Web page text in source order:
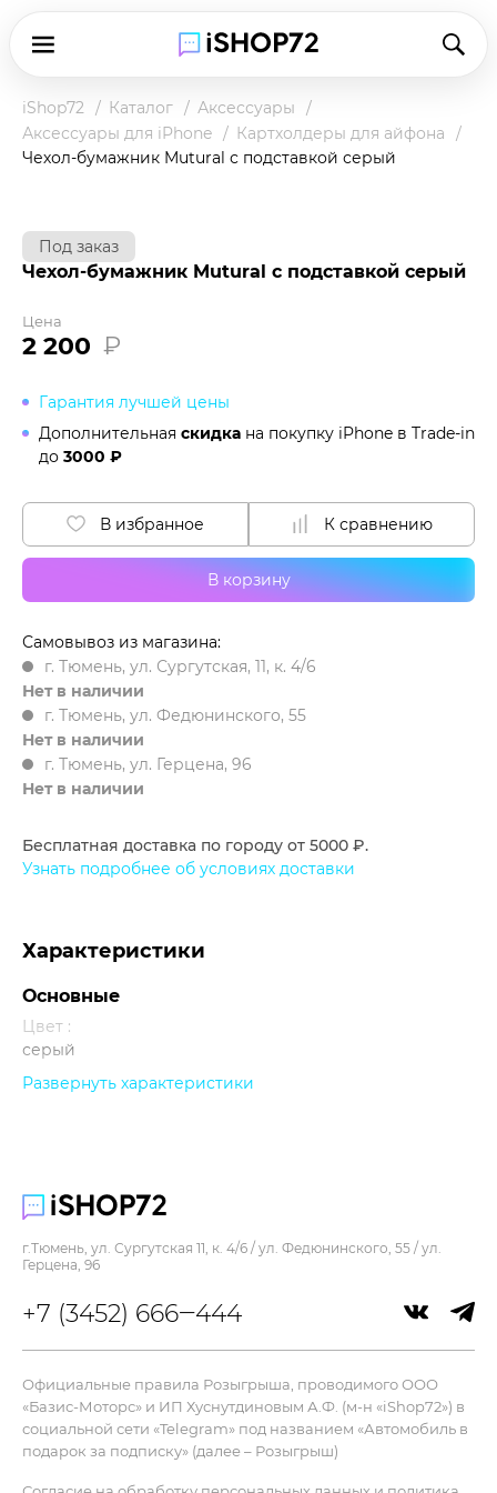
iShop72 Каталог
Аксессуары
Аксессуары для iPhone
Картхолдеры для айфона
Чехол-бумажник Mutural с подставкой серый
Под заказ
Чехол-бумажник Mutural с подставкой серый
Цена
2 200 ₽
Гарантия лучшей цены
Дополнительная скидка на покупку iPhone в Trade-in
до 3000 ₽
В корзину
В избранное К сравнению
Самовывоз из магазина:
г. Тюмень, ул. Сургутская, 11, к. 4/6
Нет в наличии
г. Тюмень, ул. Федюнинского, 55
Нет в наличии
г. Тюмень, ул. Герцена, 96
Нет в наличии
Бесплатная доставка по городу от 5000 ₽.
Узнать подробнее об условиях доставки
Характеристики
Основные
Цвет :
серый
Прочее
Развернуть характеристики
+7 (3452) 666‒444
г.Тюмень, ул. Сургутская 11, к. 4/6 / ул. Федюнинского, 55 / ул.
Герцена, 96
Официальные правила Розыгрыша, проводимого ООО
«Базис-Моторс» и ИП Хуснутдиновым А.Ф. (м-н «iShop72») в
социальной сети «Telegram» под названием «Автомобиль в
подарок за подписку» (далее – Розыгрыш)